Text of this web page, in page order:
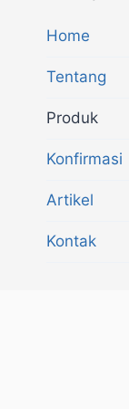
Home
Tentang
Produk
Konfirmasi
Artikel
Kontak